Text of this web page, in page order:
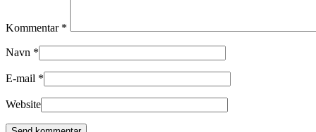
Kommentar *
Navn *
E-mail *
Website